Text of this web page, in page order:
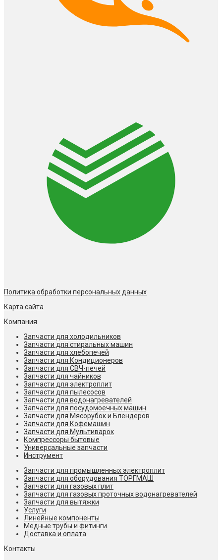
Политика обработки персональных данных
Карта сайта
Компания
Запчасти для холодильников
Запчасти для стиральных машин
Запчасти для хлебопечей
Запчасти для Кондиционеров
Запчасти для СВЧ-печей
Запчасти для чайников
Запчасти для электроплит
Запчасти для пылесосов
Запчасти для водонагревателей
Запчасти для посудомоечных машин
Запчасти для Мясорубок и Блендеров
Запчасти для Кофемашин
Запчасти для Мультиварок
Компрессоры бытовые
Универсальные запчасти
Инструмент
Запчасти для промышленных электроплит
Запчасти для оборудования ТОРГМАШ
Запчасти для газовых плит
Запчасти для газовых проточных водонагревателей
Запчасти для вытяжки
Услуги
Линейные компоненты
Медные трубы и фитинги
Доставка и оплата
Контакты